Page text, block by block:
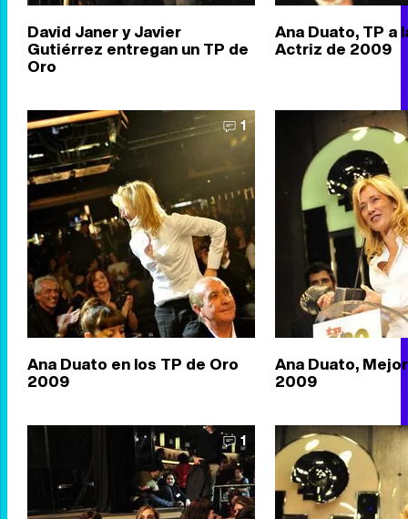
David Janer y Javier
Gutiérrez entregan un TP de
Oro
Ana Duato, TP a
Actriz de 2009
1
Ana Duato en los TP de Oro
2009
Ana Duato,
2009
1